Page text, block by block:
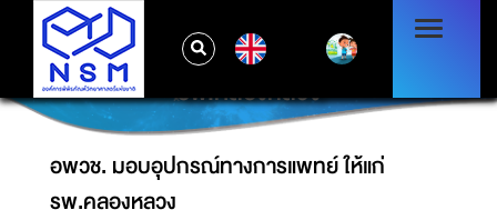
อพวช. มอบอุปกรณ์ทางการแพทย์ ให้แก่
รพ.คลองหลวง
อพวช. มอบอุปกรณ์ทางการแพทย์ ให้แก่
รพ.คลองหลวง